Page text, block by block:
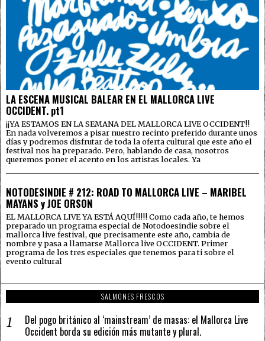
LA ESCENA MUSICAL BALEAR EN EL MALLORCA LIVE
OCCIDENT. pt1
¡¡YA ESTAMOS EN LA SEMANA DEL MALLORCA LIVE OCCIDENT!!
En nada volveremos a pisar nuestro recinto preferido durante unos
días y podremos disfrutar de toda la oferta cultural que este año el
festival nos ha preparado. Pero, hablando de casa, nosotros
queremos poner el acento en los artistas locales. Ya
NOTODESINDIE # 212: ROAD TO MALLORCA LIVE – MARIBEL
MAYANS y JOE ORSON
EL MALLORCA LIVE YA ESTÁ AQUÍ!!!!! Como cada año, te hemos
preparado un programa especial de Notodoesindie sobre el
mallorca live festival, que precisamente este año, cambia de
nombre y pasa a llamarse Mallorca live OCCIDENT. Primer
programa de los tres especiales que tenemos para ti sobre el
evento cultural
SALMONES FRESCOS
Del pogo británico al ‘mainstream’ de masas: el Mallorca Live
Occident borda su edición más mutante y plural.